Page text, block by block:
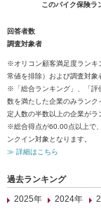
このバイク保険ラ
回答者数
調査対象者
※オリコン顧客満足度ランキ
常値を排除）および調査対象
※「総合ランキング」、「評
数を満たした企業のみラン
定人数の半数以上の企業がラ
※総合得点が60.00点以上で
ンクイン対象となります。
≫ 詳細はこちら
過去ランキング
2025年
2024年